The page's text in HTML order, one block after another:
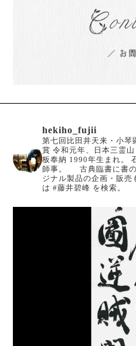
hekiho_fujii
第七回比田井天来・小琴
賞 令和元年、日本三霊
板奉納 1990年生まれ。
師事。
古典臨書に書
ジナル製品の企画・販売
は #藤井碧峰 を検索。